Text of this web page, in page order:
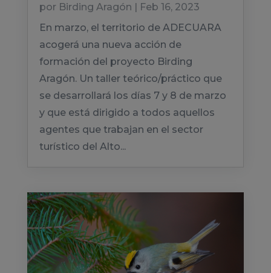
por Birding Aragón | Feb 16, 2023
En marzo, el territorio de ADECUARA
acogerá una nueva acción de
formación del proyecto Birding
Aragón. Un taller teórico/práctico que
se desarrollará los días 7 y 8 de marzo
y que está dirigido a todos aquellos
agentes que trabajan en el sector
turístico del Alto...